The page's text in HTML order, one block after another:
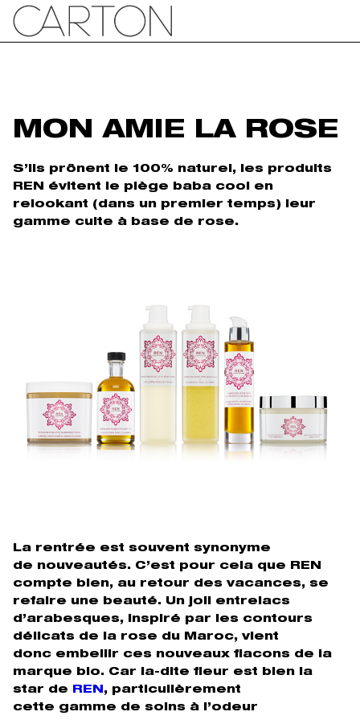
MON AMIE LA ROSE
S’ils prônent le 100% naturel, les produits
REN évitent le piège baba cool en
relookant (dans un premier temps) leur
gamme culte à base de rose.
La rentrée est souvent synonyme
de nouveautés. C’est pour cela que REN
compte bien, au retour des vacances, se
refaire une beauté. Un joli entrelacs
d’arabesques, inspiré par les contours
délicats de la rose du Maroc, vient
donc embellir ces nouveaux flacons de la
marque bio. Car la-dite fleur est bien la
star de
REN , particulièrement
cette gamme de soins à l’odeur